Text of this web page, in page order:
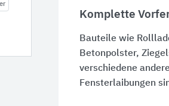
Komplette
Bauteile wie
Betonpolster,
verschiedene
Fensterlaibungen